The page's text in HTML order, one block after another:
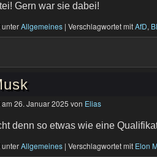
Gern war sie dabei!
unterAllgemeines | Verschlagwortet mitAfD,
26. Januar 2025 von Elias
denn so etwas wie eine
unterAllgemeines | Verschlagwortet mit Elon